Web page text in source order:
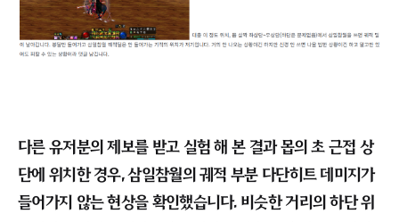
....제 생각보다 굉장히 완화가 많이 되었군요. 거의 원 인
치 펀치 급으로 근접해야 창 끝 판정이 사라져 데미지가
46200 k 로 떨어진 것을 확인 할 수 있습니다.